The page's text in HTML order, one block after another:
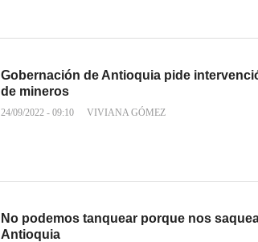
Gobernación de Antioquia pide
de mineros
24/09/2022 - 09:10 VIVIANA GÓMEZ
No podemos tanquear porque nos
Antioquia